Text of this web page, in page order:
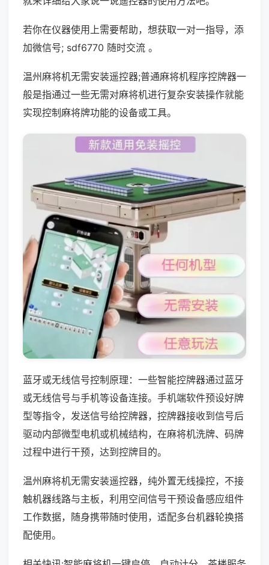
若你在仪器使用上需要帮助，想获取一对一指导，添
加微信号; sdf6770 随时交流 。
温州麻将机无需安装遥控器;普通麻将机程序控牌器一
般是指通过一些无需对麻将机进行复杂安装操作就能
实现控制麻将牌功能的设备或工具。
蓝牙或无线信号控制原理：一些智能控牌器通过蓝牙
或无线信号与手机等设备连接。手机端软件预设好牌
型等指令，发送信号给控牌器，控牌器接收到信号后
驱动内部微型电机或机械结构，在麻将机洗牌、码牌
过程中进行干预，达到控牌目的。
温州麻将机无需安装遥控器，纯外置无线操控，不接
触机器线路与主板，利用空间信号干预设备感应组件
工作数据，随身携带随时使用，适配多台机器轮换搭
配使用。